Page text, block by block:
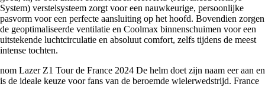
System) verstelsysteem zorgt voor een nauwkeurige, persoonlijke
pasvorm voor een perfecte aansluiting op het hoofd. Bovendien zorgen
de geoptimaliseerde ventilatie en Coolmax binnenschuimen voor een
uitstekende luchtcirculatie en absoluut comfort, zelfs tijdens de meest
intense tochten.
nom Lazer Z1 Tour de France 2024 De helm doet zijn naam eer aan en
is de ideale keuze voor fans van de beroemde wielerwedstrijd. France